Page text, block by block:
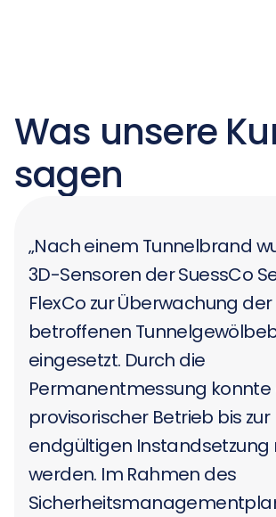
Was unsere
sagen
„Nach einem Tunnelbrand
3D-Sensoren der SuessCo
FlexCo zur Überwachung der
betroffenen
eingesetzt. Durch die
Permanentmessung konnte
provisorischer Betrieb bis zur
endgültigen Instandsetzung
werden. Im Rahmen des